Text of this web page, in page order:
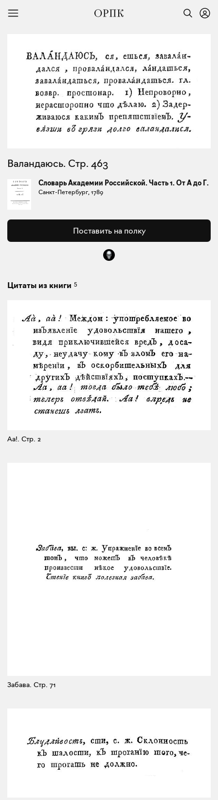
Валандаюсь. Стр. 463
Словарь Академии Российской. Часть 1. От А до Г.
Санкт-Петербург, 1789
Поставить на полку
Цитаты из книги 5
Аа!. Стр. 2
Забава. Стр. 71